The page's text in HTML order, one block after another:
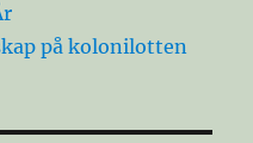
på kolonilotten